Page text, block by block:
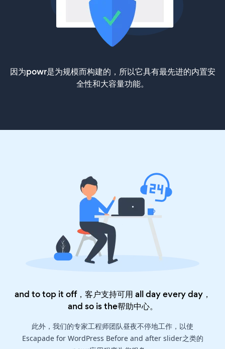
因为powr是为规模而构建的，所以它具有最先进的内置安
全性和大容量功能。
and to top it off，客户支持可用 all day every day，
and so is the帮助中心。
此外，我们的专家工程师团队昼夜不停地工作，以使
Escapade for WordPress Before and after slider之类的